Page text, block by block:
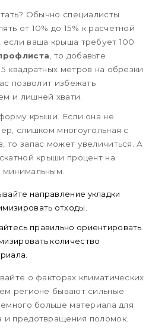
Обычно специалисты
от 10% до 15% к расчетной
ваша крыша требует 100
, то добавьте
квадратных метров на обрезки
позволит избежать
и лишней хвати.
крыши. Если она не
слишком многоугольная с
то запас может увеличиться. А
крыши процент на
направление укладки
отходы.
правильно ориентировать
количество
о факторах климатических
регионе бывают сильные
больше материала для
и предотвращения поломок.